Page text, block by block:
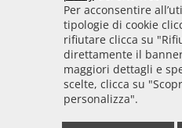
• Informativa cookie •
• Amministrazione
Per acconsentire
tipologie di cookie
rifiutare clicca su
direttamente il
maggiori dettagli e
scelte, clicca su
personalizza".